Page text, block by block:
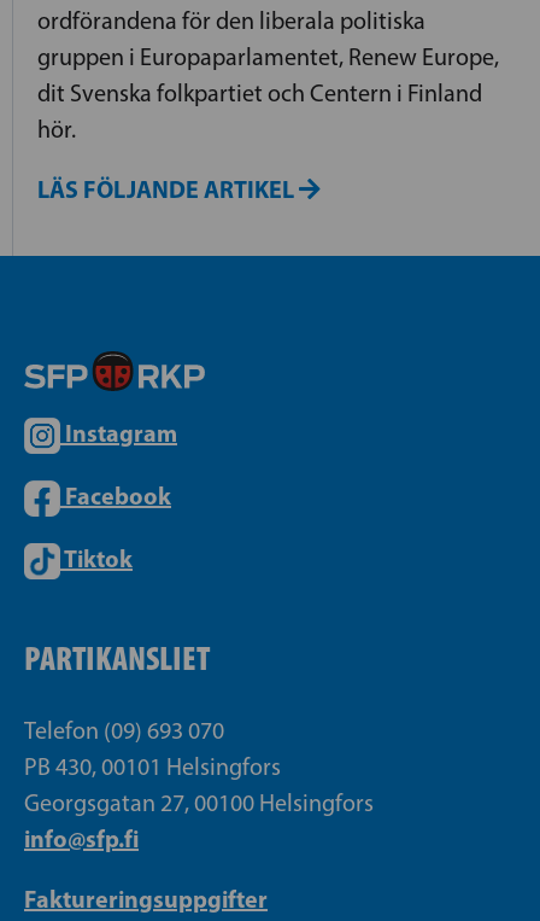
ordförandena för den liberala politiska
gruppen i Europaparlamentet, Renew Europe,
dit Svenska folkpartiet och Centern i Finland
hör.
LÄS FÖLJANDE ARTIKEL
Instagram
Facebook
Tiktok
PARTIKANSLIET
Telefon (09) 693 070
PB 430, 00101 Helsingfors
Georgsgatan 27, 00100 Helsingfors
info@sfp.fi
Faktureringsuppgifter